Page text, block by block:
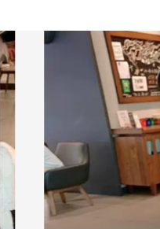
した商品
親カテゴリー